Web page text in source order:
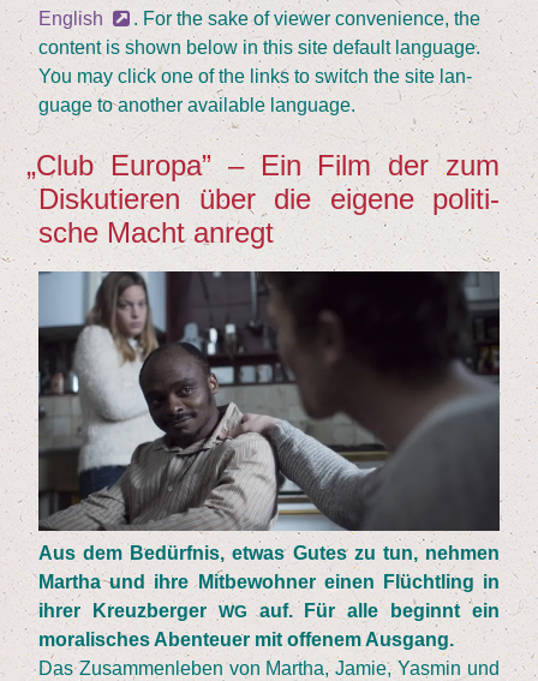
Eng­lish
. For the sake of view­er con­ve­ni­ence, the
con­tent is shown below in this site default lan­guage.
You may click one of the links to switch the site lan­
guage to ano­ther available language.
„Club Euro­pa” – Ein Film der zum
Dis­ku­tie­ren über die eige­ne poli­ti­
sche Macht anregt
Aus dem Bedürf­nis, etwas Gutes zu tun, neh­men
Mar­tha und ihre Mit­be­woh­ner einen Flücht­ling in
ihrer Kreuz­ber­ger WGauf. Für alle beginnt ein
mora­li­sches Aben­teu­er mit offe­nem Ausgang.
Das Zusam­men­le­ben von Mar­tha, Jamie, Yas­min und